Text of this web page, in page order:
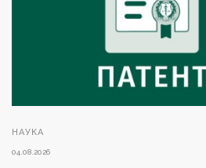
НАУКА
04.08.2026